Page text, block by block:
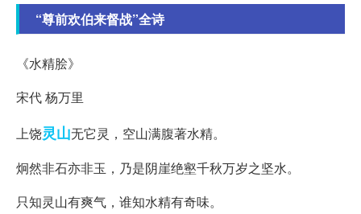
“尊前欢伯来督战”全诗
《水精脍》
宋代 杨万里
上饶灵山无它灵，空山满腹著水精。
炯然非石亦非玉，乃是阴崖绝壑千秋万岁之坚水。
只知灵山有爽气，谁知水精有奇味。